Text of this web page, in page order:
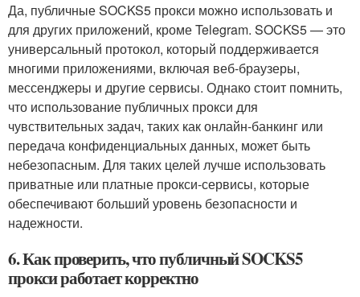
Да, публичные SOCKS5 прокси можно использовать и
для других приложений, кроме Telegram. SOCKS5 — это
универсальный протокол, который поддерживается
многими приложениями, включая веб-браузеры,
мессенджеры и другие сервисы. Однако стоит помнить,
что использование публичных прокси для
чувствительных задач, таких как онлайн-банкинг или
передача конфиденциальных данных, может быть
небезопасным. Для таких целей лучше использовать
приватные или платные прокси-сервисы, которые
обеспечивают больший уровень безопасности и
надежности.
6. Как проверить, что публичный SOCKS5
прокси работает корректно